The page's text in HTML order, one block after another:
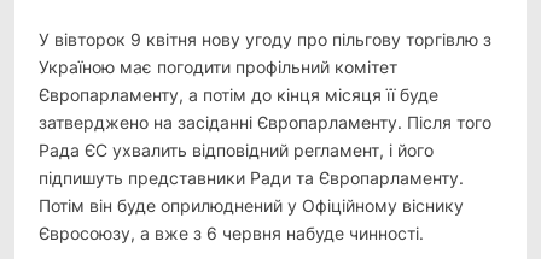
У вівторок 9 квітня нову угоду про пільгову торгівлю з
Україною має погодити профільний комітет
Європарламенту, а потім до кінця місяця її буде
затверджено на засіданні Європарламенту. Після того
Рада ЄС ухвалить відповідний регламент, і його
підпишуть представники Ради та Європарламенту.
Потім він буде оприлюднений у Офіційному віснику
Євросоюзу, а вже з 6 червня набуде чинності.